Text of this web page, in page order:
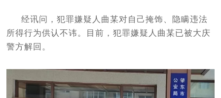
经讯问，犯罪嫌疑人曲某对自己掩饰、隐瞒违法
所得行为供认不讳。目前，犯罪嫌疑人曲某已被大庆
警方解回。